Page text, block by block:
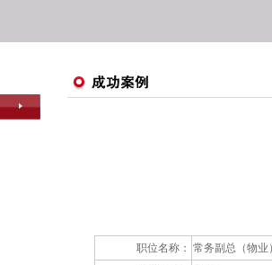
职位名称： 常务副总（物业